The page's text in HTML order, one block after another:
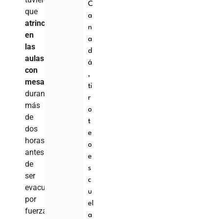
que
atrincherarse
en
las
aulas
con
mesas
durante
más
de
dos
horas
antes
de
ser
evacuados
por
fuerzas
C
a
n
a
d
á
,
ti
r
o
t
e
o
e
s
c
u
el
a